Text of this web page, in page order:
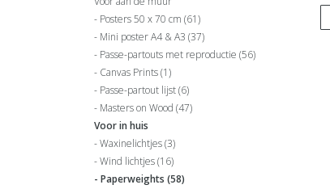
Posters 50 x 70 cm (61)
Mini poster A4 & A3 (37)
Passe-partouts met reproductie (56)
Canvas Prints(1)
Passe-partout lijst(6)
Masters on Wood (47)
Voor in huis
Waxinelichtjes(3)
Wind lichtjes(16)
Paperweights (58)